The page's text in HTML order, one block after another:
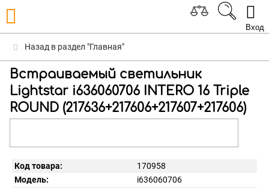
Вход
Назад в раздел "Главная"
Встраиваемый светильник
Lightstar i636060706 INTERO 16 Triple
ROUND (217636+217606+217607+217606)
Код товара:
170958
Модель:
i636060706